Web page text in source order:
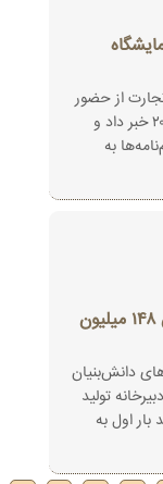
از حضور
خارجی در نمایشگاه اکسپو ۲۰۲۵ خبر داد و
به
صدور ۴۰ ابلاغیه تولید بار اول به ارزش ۱۴۸ میلیون
در دبیرخانه تولید
تولید بار اول به